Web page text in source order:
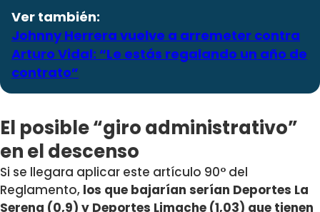
Ver también:
Johnny Herrera vuelve a arremeter contra
Arturo Vidal: “Le estás regalando un año de
contrato”
El posible “giro administrativo”
en el descenso
Si se llegara aplicar este artículo 90° del
Reglamento, los que bajarían serían Deportes La
Serena (0,9) y Deportes Limache (1,03) que tienen